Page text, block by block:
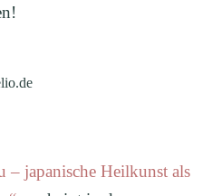
– japanische Heilkunst als